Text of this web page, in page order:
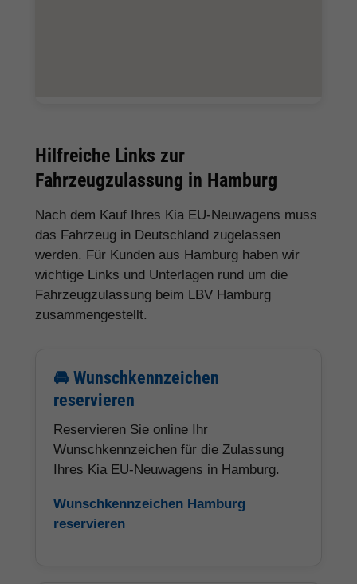
Hilfreiche Links zur
Fahrzeugzulassung in Hamburg
Nach dem Kauf Ihres Kia EU-Neuwagens muss
das Fahrzeug in Deutschland zugelassen
werden. Für Kunden aus Hamburg haben wir
wichtige Links und Unterlagen rund um die
Fahrzeugzulassung beim LBV Hamburg
zusammengestellt.
🚘 Wunschkennzeichen
reservieren
Reservieren Sie online Ihr
Wunschkennzeichen für die Zulassung
Ihres Kia EU-Neuwagens in Hamburg.
Wunschkennzeichen Hamburg
reservieren